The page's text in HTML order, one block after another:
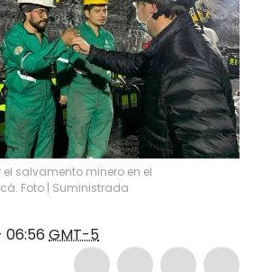
el salvamento minero en el
Foto | Suministrada
06:56 GMT-5